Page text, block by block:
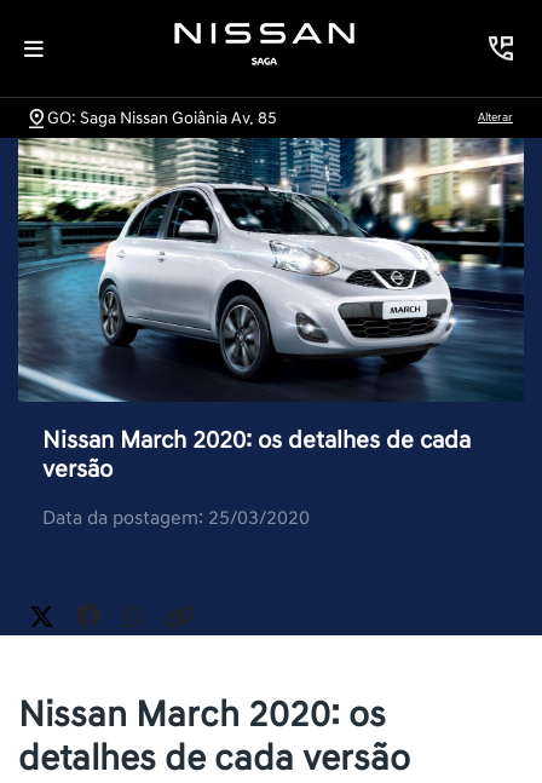
GO: Saga Nissan Goiânia Av. 85 Alterar
Nissan March 2020: os detalhes de cada
versão
Data da postagem: 25/03/2020
Nissan March 2020: os
detalhes de cada versão